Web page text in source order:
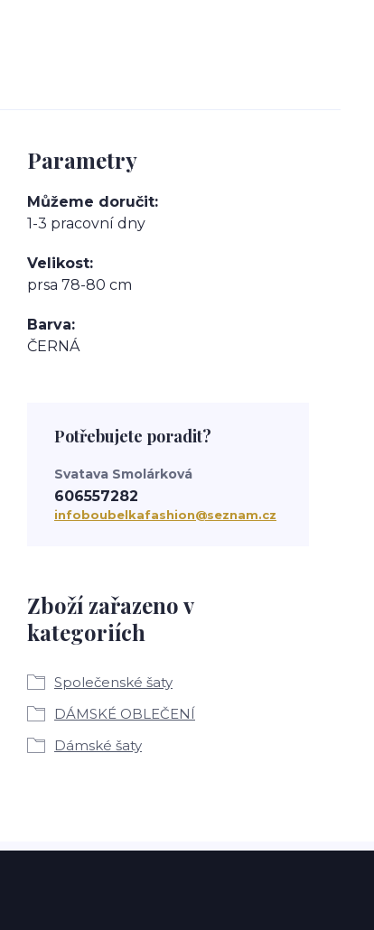
Parametry
Můžeme doručit
1-3 pracovní dny
Velikost
prsa 78-80 cm
Barva
ČERNÁ
Zboží zařazeno v
kategoriích
Společenské šaty
DÁMSKÉ OBLEČENÍ
Dámské šaty
Potřebujete poradit?
Svatava Smolárková
606557282
infoboubelkafashion@seznam.cz